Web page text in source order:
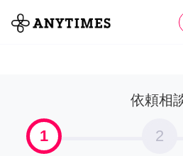
全て
依頼相
1 2